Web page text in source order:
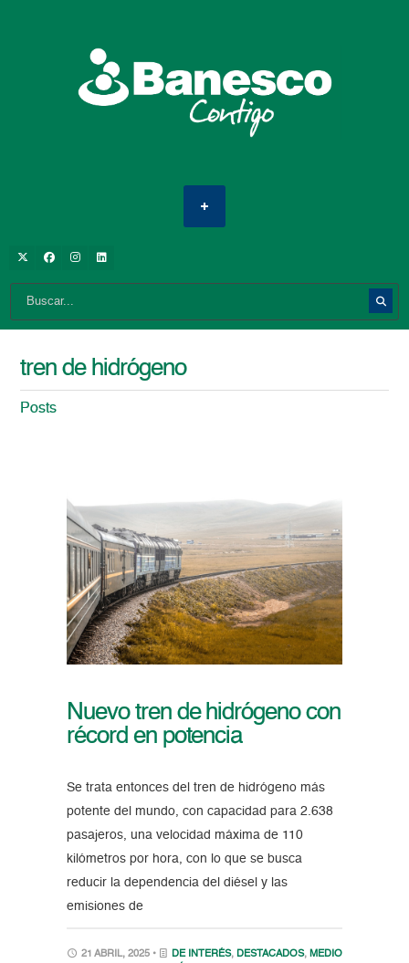
tren de hidrógeno
Posts
Nuevo tren de hidrógeno con
récord en potencia
Se trata entonces del tren de hidrógeno más
potente del mundo, con capacidad para 2.638
pasajeros, una velocidad máxima de 110
kilómetros por hora, con lo que se busca
reducir la dependencia del diésel y las
emisiones de
21 ABRIL, 2025 • DE INTERÉS, DESTACADOS, MEDIO